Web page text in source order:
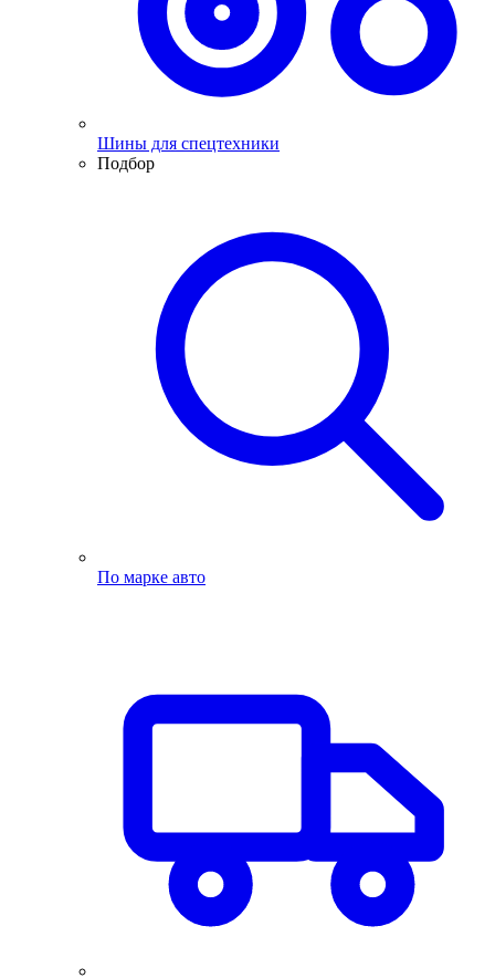
Шины для спецтехники
Подбор
По марке авто